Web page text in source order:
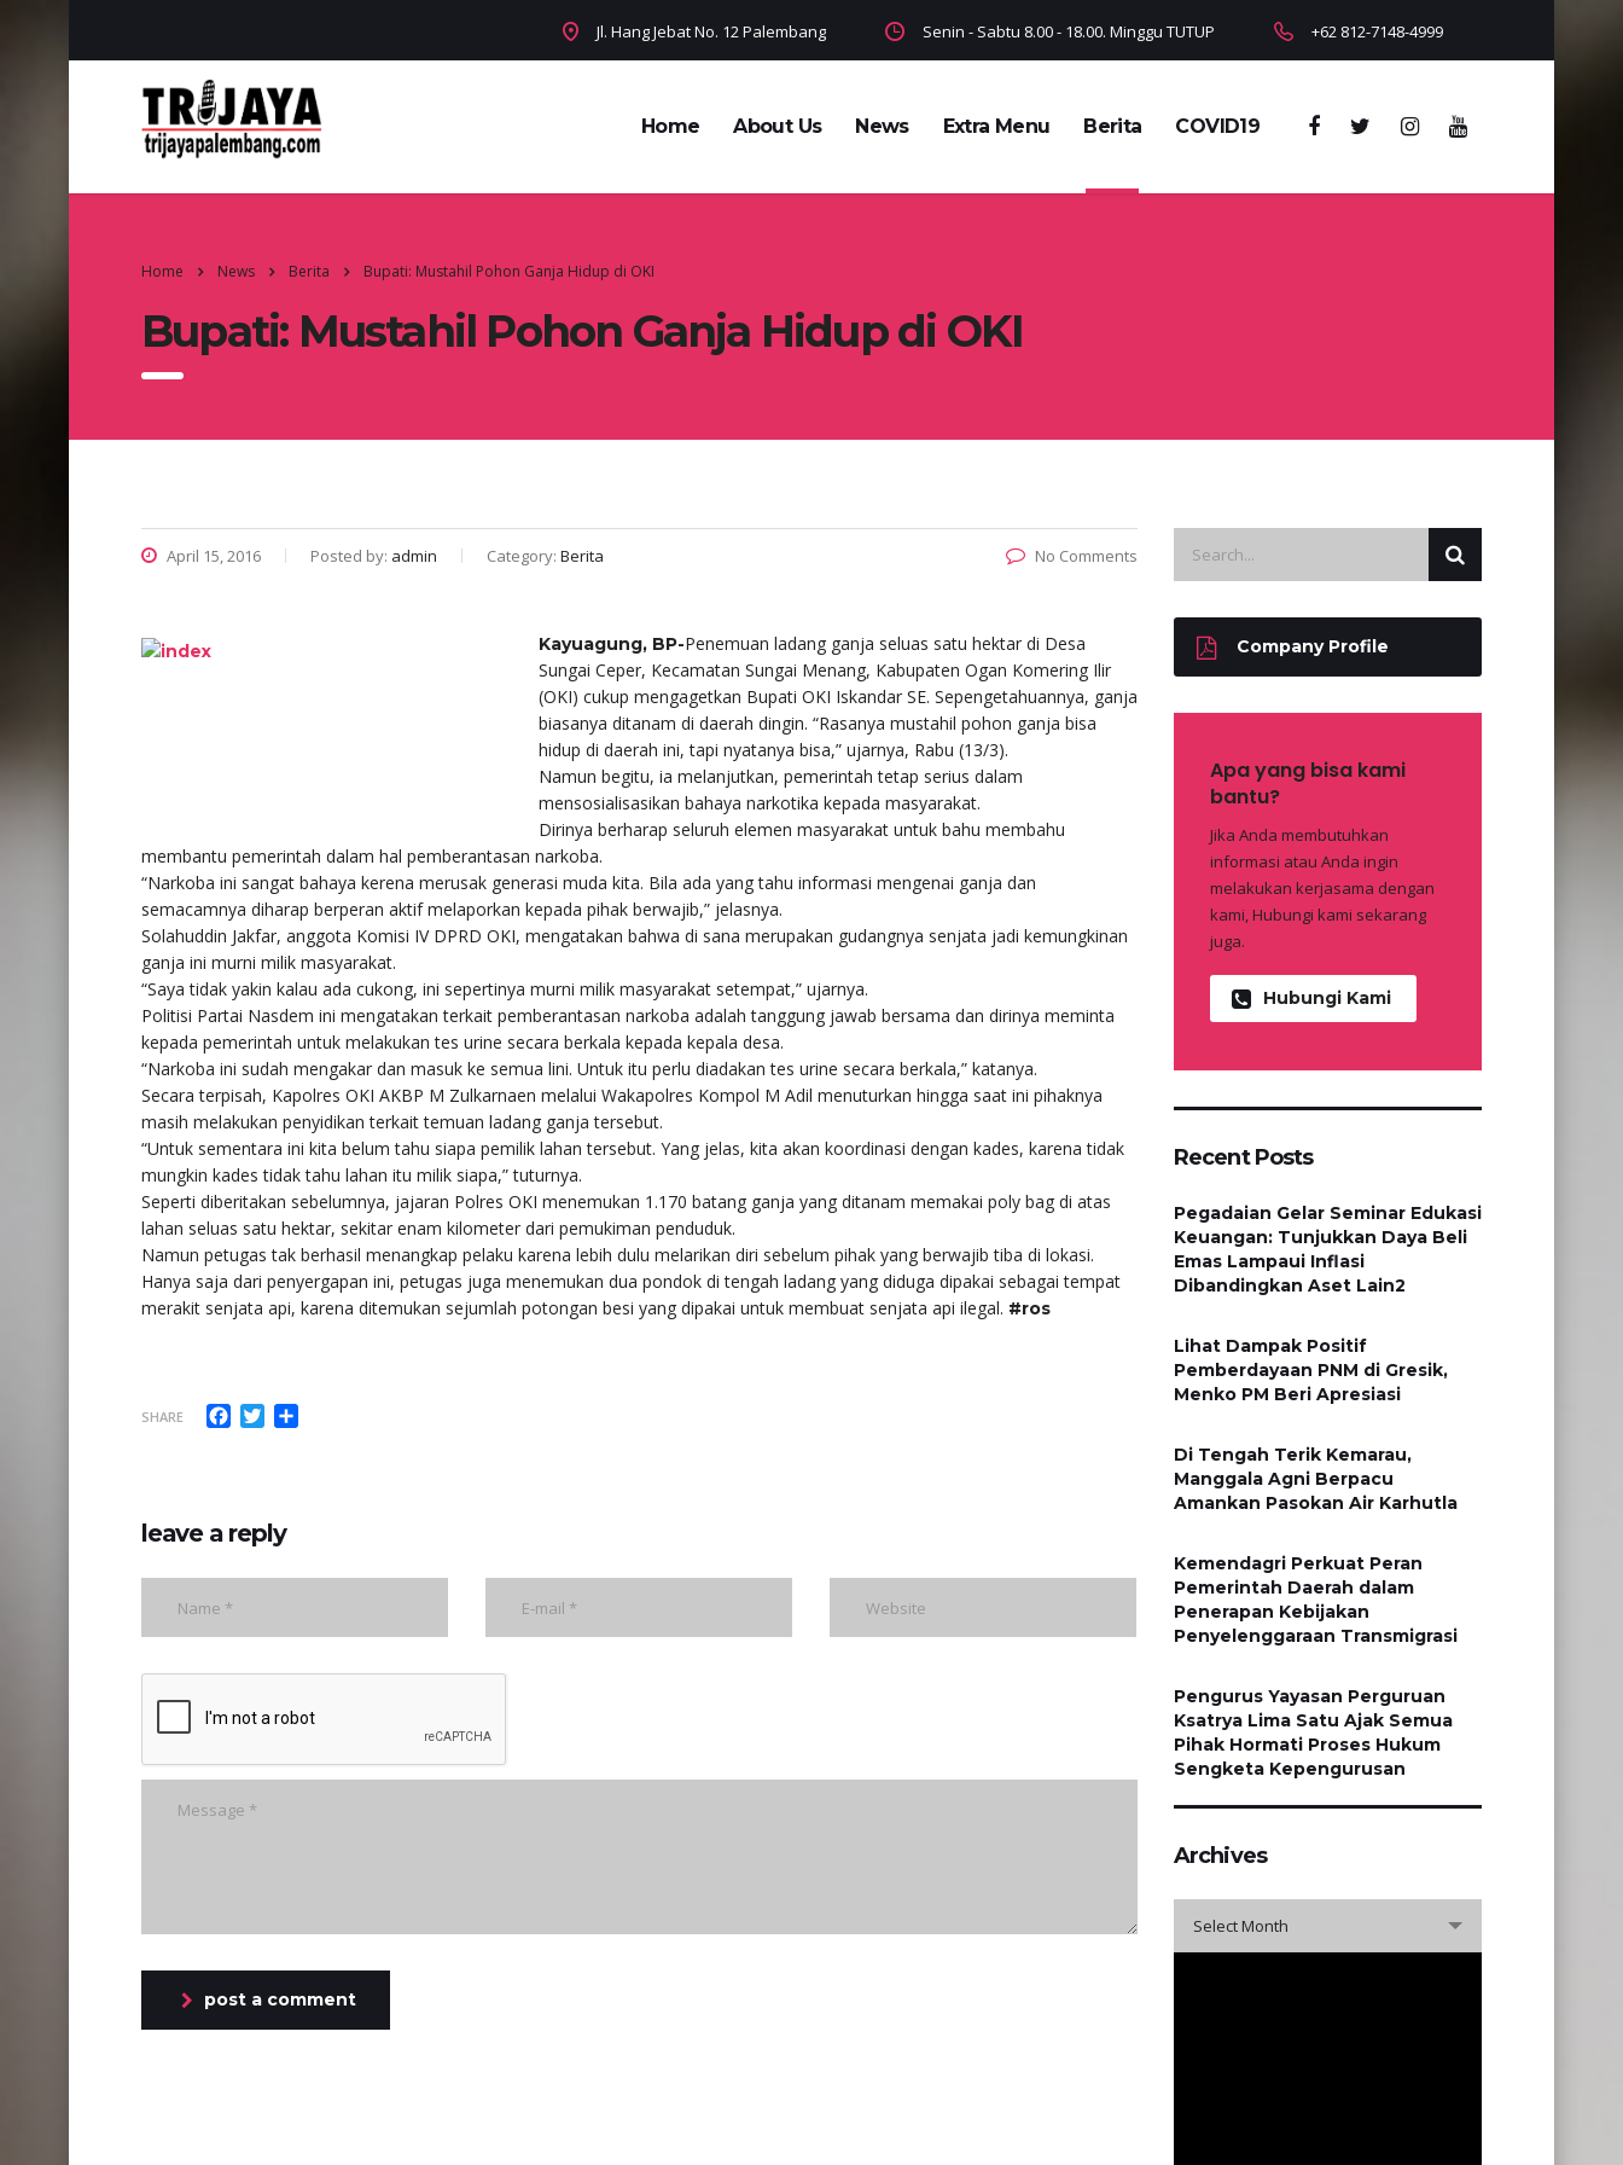
Jl. Hang Jebat No. 12 Palembang Senin - Sabtu 8.00 - 18.00. Minggu TUTUP +62 812-7148-4999
Home About Us News Extra Menu Berita COVID19
Home News Berita Bupati: Mustahil Pohon Ganja Hidup di OKI
Bupati: Mustahil Pohon Ganja Hidup di OKI
April 15, 2016 Posted by: admin Category: Berita No Comments
Kayuagung, BP-Penemuan ladang ganja seluas satu hektar di Desa
Sungai Ceper, Kecamatan Sungai Menang, Kabupaten Ogan Komering Ilir
(OKI) cukup mengagetkan Bupati OKI Iskandar SE. Sepengetahuannya, ganja
biasanya ditanam di daerah dingin. “Rasanya mustahil pohon ganja bisa
hidup di daerah ini, tapi nyatanya bisa,” ujarnya, Rabu (13/3).
Namun begitu, ia melanjutkan, pemerintah tetap serius dalam
mensosialisasikan bahaya narkotika kepada masyarakat.
Dirinya berharap seluruh elemen masyarakat untuk bahu membahu
membantu pemerintah dalam hal pemberantasan narkoba.
“Narkoba ini sangat bahaya kerena merusak generasi muda kita. Bila ada yang tahu informasi mengenai ganja dan
semacamnya diharap berperan aktif melaporkan kepada pihak berwajib,” jelasnya.
Solahuddin Jakfar, anggota Komisi IV DPRD OKI, mengatakan bahwa di sana merupakan gudangnya senjata jadi kemungkinan
ganja ini murni milik masyarakat.
“Saya tidak yakin kalau ada cukong, ini sepertinya murni milik masyarakat setempat,” ujarnya.
Politisi Partai Nasdem ini mengatakan terkait pemberantasan narkoba adalah tanggung jawab bersama dan dirinya meminta
kepada pemerintah untuk melakukan tes urine secara berkala kepada kepala desa.
“Narkoba ini sudah mengakar dan masuk ke semua lini. Untuk itu perlu diadakan tes urine secara berkala,” katanya.
Secara terpisah, Kapolres OKI AKBP M Zulkarnaen melalui Wakapolres Kompol M Adil menuturkan hingga saat ini pihaknya
masih melakukan penyidikan terkait temuan ladang ganja tersebut.
“Untuk sementara ini kita belum tahu siapa pemilik lahan tersebut. Yang jelas, kita akan koordinasi dengan kades, karena tidak
mungkin kades tidak tahu lahan itu milik siapa,” tuturnya.
Seperti diberitakan sebelumnya, jajaran Polres OKI menemukan 1.170 batang ganja yang ditanam memakai poly bag di atas
lahan seluas satu hektar, sekitar enam kilometer dari pemukiman penduduk.
Namun petugas tak berhasil menangkap pelaku karena lebih dulu melarikan diri sebelum pihak yang berwajib tiba di lokasi.
Hanya saja dari penyergapan ini, petugas juga menemukan dua pondok di tengah ladang yang diduga dipakai sebagai tempat
merakit senjata api, karena ditemukan sejumlah potongan besi yang dipakai untuk membuat senjata api ilegal. #ros
SHARE Facebook
Twitter
leave a reply
post a comment
Company Profile
Apa yang bisa kami
bantu?
Jika Anda membutuhkan
informasi atau Anda ingin
melakukan kerjasama dengan
kami, Hubungi kami sekarang
juga.
Hubungi Kami
Recent Posts
Pegadaian Gelar Seminar Edukasi
Keuangan: Tunjukkan Daya Beli
Emas Lampaui Inflasi
Dibandingkan Aset Lain2
Lihat Dampak Positif
Pemberdayaan PNM di Gresik,
Menko PM Beri Apresiasi
​Di Tengah Terik Kemarau,
Manggala Agni Berpacu
Amankan Pasokan Air Karhutla
Kemendagri Perkuat Peran
Pemerintah Daerah dalam
Penerapan Kebijakan
Penyelenggaraan Transmigrasi
Pengurus Yayasan Perguruan
Ksatrya Lima Satu Ajak Semua
Pihak Hormati Proses Hukum
Sengketa Kepengurusan
Archives
Select Month